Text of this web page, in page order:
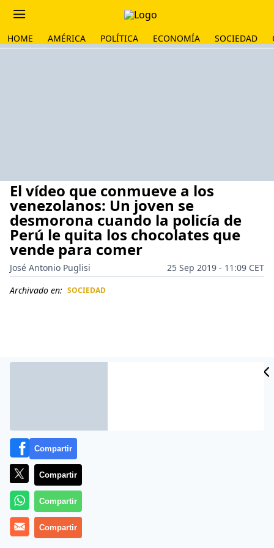
HOME AMÉRICA POLÍTICA ECONOMÍA SOCIEDAD
El vídeo que conmueve a los
venezolanos: Un joven se
desmorona cuando la policía de
Perú le quita los chocolates que
vende para comer
José Antonio Puglisi
25 Sep 2019 - 11:09 CET
Archivado en: SOCIEDAD
Más información
Compartir
Compartir
Compartir
Compartir